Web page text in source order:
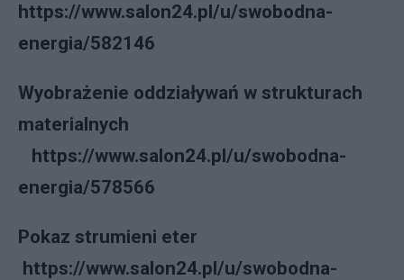
https://www.salon24.pl/u/swobodna-
energia/582146
Wyobrażenie oddziaływań w strukturach
materialnych
https://www.salon24.pl/u/swobodna-
energia/578566
Pokaz strumieni eter
https://www.salon24.pl/u/swobodna-